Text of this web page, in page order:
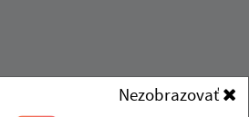
Nezobrazovať